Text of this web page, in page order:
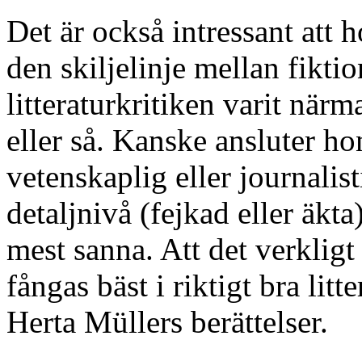
Det är också intressant att
den skiljelinje mellan
litteraturkritiken varit
eller så. Kanske ansluter
vetenskaplig eller
detaljnivå (fejkad eller
mest sanna. Att det
fångas bäst i riktigt bra
Herta Müllers berättelser.